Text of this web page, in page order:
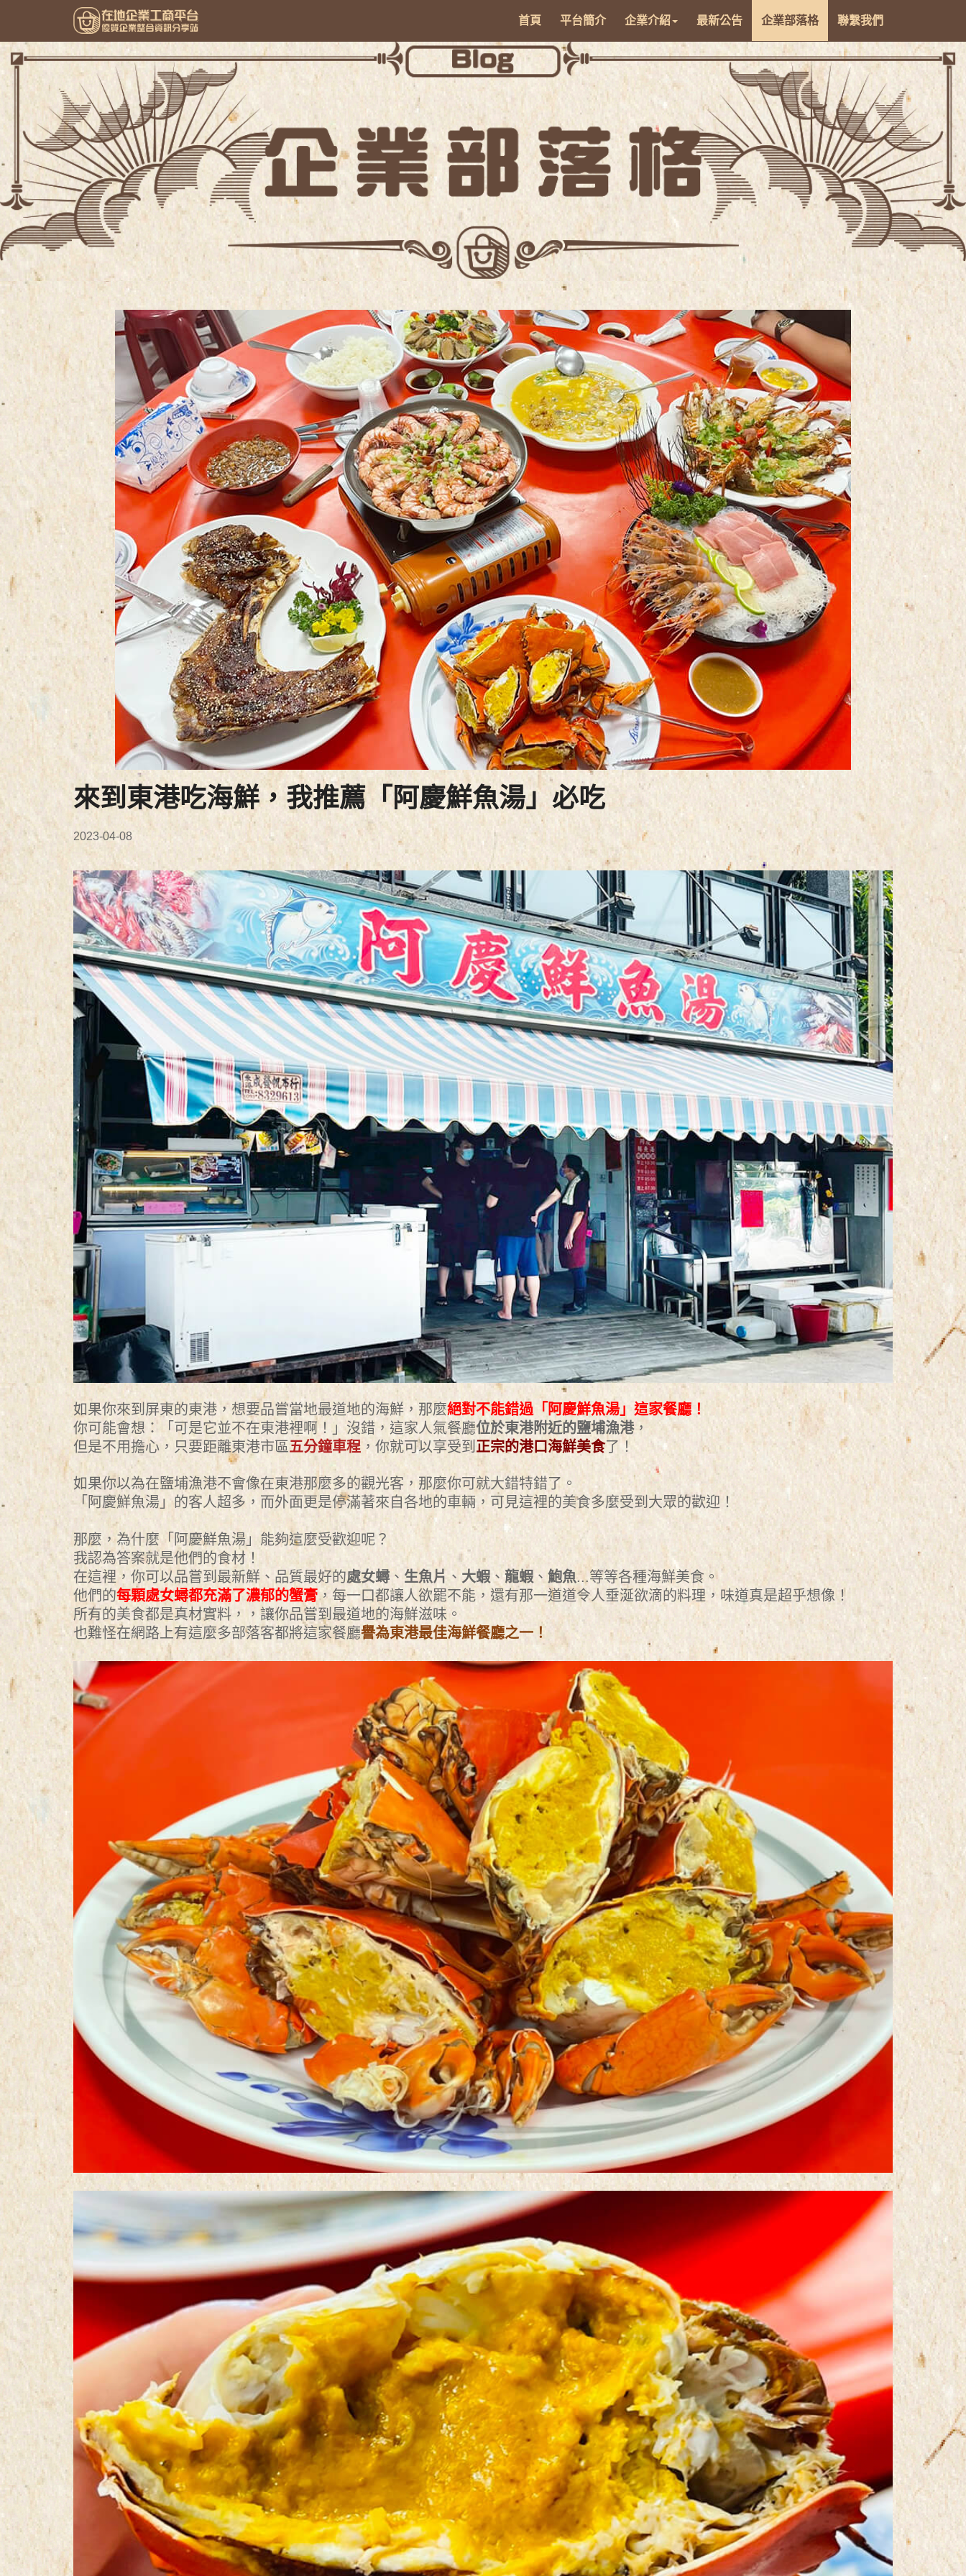
首頁 平台簡介 企業介紹 最新公告 企業部落格 聯繫我們
來到東港吃海鮮，我推薦「阿慶鮮魚湯」必吃
2023-04-08
如果你來到屏東的東港，想要品嘗當地最道地的海鮮，那麼絕對不能錯過「阿慶鮮魚湯」這家餐廳！
你可能會想：「可是它並不在東港裡啊！」沒錯，這家人氣餐廳位於東港附近的鹽埔漁港，
但是不用擔心，只要距離東港市區五分鐘車程 ，你就可以享受到 正宗的港口海鮮美食了！
如果你以為在鹽埔漁港不會像在東港那麼多的觀光客，那麼你可就大錯特錯了。
「阿慶鮮魚湯」的客人超多，而外面更是停滿著來自各地的車輛，可見這裡的美食多麼受到大眾的歡迎！
那麼，為什麼「阿慶鮮魚湯」能夠這麼受歡迎呢？
我認為答案就是他們的食材！
在這裡，你可以品嘗到最新鮮、品質最好的處女蟳 、 生魚片 、 大蝦 、龍蝦 、 鮑魚...等等各種海鮮美食。
他們的每顆處女蟳都充滿了濃郁的蟹膏，每一口都讓人欲罷不能，還有那一道道令人垂涎欲滴的料理，味道真是超乎想像！
所有的美食都是真材實料，，讓你品嘗到最道地的海鮮滋味。
也難怪在網路上有這麼多部落客都將這家餐廳譽為東港最佳海鮮餐廳之一！